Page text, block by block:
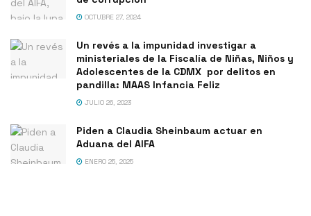
OCTUBRE 27, 2024
Un revés a la impunidad investigar a
ministeriales de la Fiscalía de Niñas, Niños y
Adolescentes de la CDMX por delitos en
pandilla: MAAS Infancia Feliz
JULIO 26, 2023
Piden a Claudia Sheinbaum actuar en
Aduana del AIFA
ENERO 25, 2025